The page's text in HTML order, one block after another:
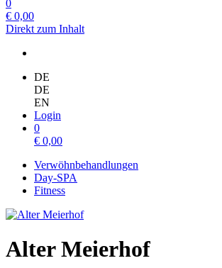
0
€ 0,00
Direkt zum Inhalt
DE
DE
EN
Login
0
€ 0,00
Verwöhnbehandlungen
Day-SPA
Fitness
Alter Meierhof